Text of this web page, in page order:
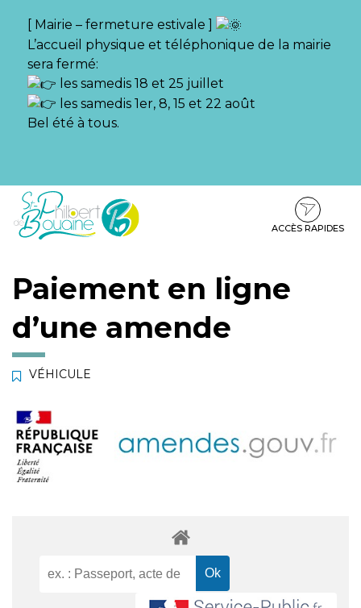
[ Mairie – fermeture estivale ]
L’accueil physique et téléphonique de la mairie
sera fermé:
les samedis 18 et 25 juillet
les samedis 1er, 8, 15 et 22 août
Bel été à tous.
Aller
Aller
contenu
Aller
pied
ACCÈS RAPIDES
Paiement en ligne
d’une amende
VÉHICULE